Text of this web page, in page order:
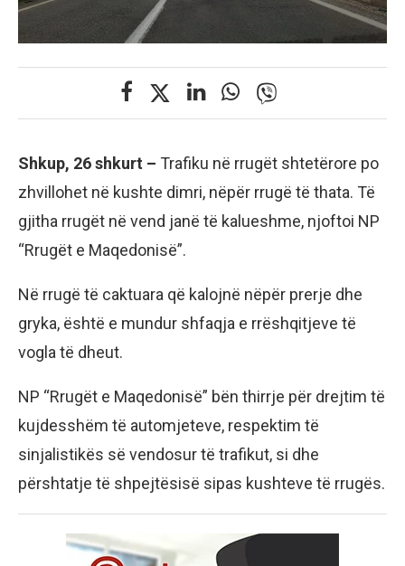
Shkup, 26 shkurt – Trafiku në rrugët shtetërore po
zhvillohet në kushte dimri, nëpër rrugë të thata. Të
gjitha rrugët në vend janë të kalueshme, njoftoi NP
“Rrugët e Maqedonisë”.
Në rrugë të caktuara që kalojnë nëpër prerje dhe
gryka, është e mundur shfaqja e rrëshqitjeve të
vogla të dheut.
NP “Rrugët e Maqedonisë” bën thirrje për drejtim të
kujdesshëm të automjeteve, respektim të
sinjalistikës së vendosur të trafikut, si dhe
përshtatje të shpejtësisë sipas kushteve të rrugës.